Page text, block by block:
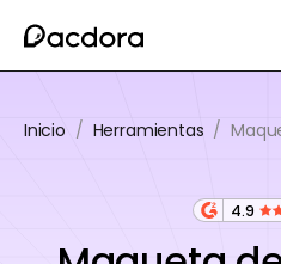
Inicio / Herramientas /
4.9